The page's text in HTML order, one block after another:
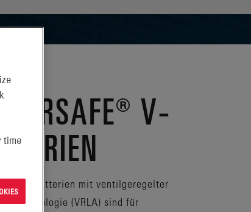
V-
V-Batterien mit ventilgeregelter
Technologie (VRLA) sind für
time